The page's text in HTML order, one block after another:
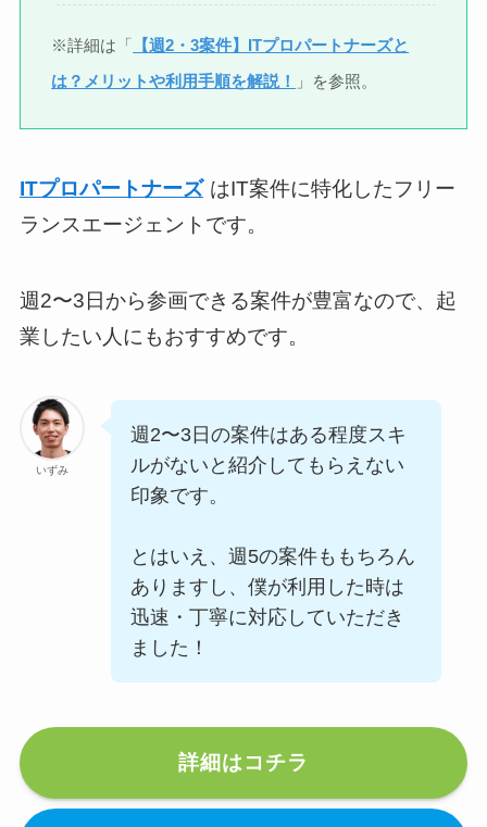
※詳細は「 【週2・3案件】ITプロパートナーズと
は？メリットや利用手順を解説！
」を参照。
ITプロパートナーズ はIT案件に特化したフリー
ランスエージェントです。
週2〜3日から参画できる案件が豊富なので、起
業したい人にもおすすめです。
いずみ
週2〜3日の案件はある程度スキ
ルがないと紹介してもらえない
印象です。
とはいえ、週5の案件ももちろん
ありますし、僕が利用した時は
迅速・丁寧に対応していただき
ました！
詳細はコチラ